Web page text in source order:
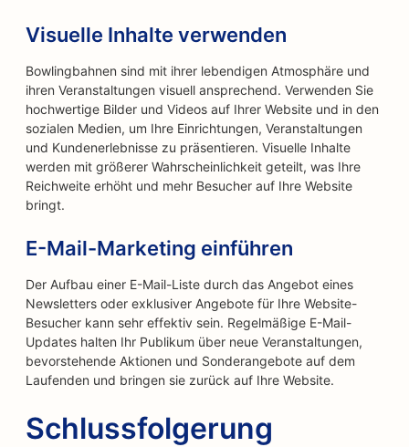
Visuelle Inhalte verwenden
Bowlingbahnen sind mit ihrer lebendigen Atmosphäre und
ihren Veranstaltungen visuell ansprechend. Verwenden Sie
hochwertige Bilder und Videos auf Ihrer Website und in den
sozialen Medien, um Ihre Einrichtungen, Veranstaltungen
und Kundenerlebnisse zu präsentieren. Visuelle Inhalte
werden mit größerer Wahrscheinlichkeit geteilt, was Ihre
Reichweite erhöht und mehr Besucher auf Ihre Website
bringt.
E-Mail-Marketing einführen
Der Aufbau einer E-Mail-Liste durch das Angebot eines
Newsletters oder exklusiver Angebote für Ihre Website-
Besucher kann sehr effektiv sein. Regelmäßige E-Mail-
Updates halten Ihr Publikum über neue Veranstaltungen,
bevorstehende Aktionen und Sonderangebote auf dem
Laufenden und bringen sie zurück auf Ihre Website.
Schlussfolgerung